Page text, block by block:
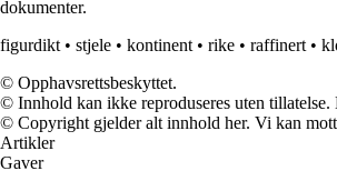
dokumenter.
figurdikt • stjele • kontinent • rike • raffinert •
© Opphavsrettsbeskyttet.
© Innhold kan ikke reproduseres uten
© Copyright gjelder alt innhold her. Vi kan
Artikler
Gaver